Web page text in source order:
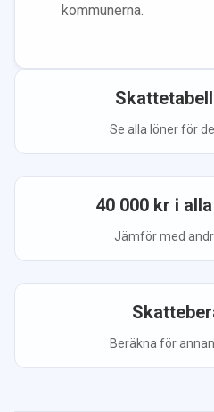
kommunerna.
Skattetabell
Se alla löner för
40 000 kr i
Jämför med
Beräkna för